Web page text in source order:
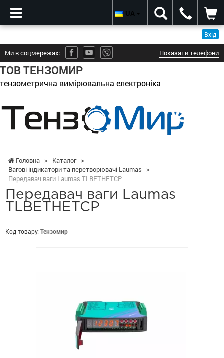
Вхід
Ми в соцмережах: Показати телефони
ТОВ ТЕНЗОМИР
тензометрична вимірювальна електроніка
UA
Головна > Каталог >
Вагові індикатори та перетворювачі Laumas
>
Передавач ваги Laumas TLBETHETCP
Передавач ваги Laumas
TLBETHETCP
Код товару: Тензомир